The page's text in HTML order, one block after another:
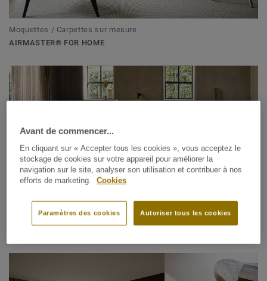
Moquettes / Carpettes sur mesure
AIRMASTER® FOR HOME
Moquettes / Carpettes sur mesure
Avant de commencer...
En cliquant sur « Accepter tous les cookies », vous acceptez le
stockage de cookies sur votre appareil pour améliorer la
navigation sur le site, analyser son utilisation et contribuer à nos
efforts de marketing.
Cookies
Autoriser tous les cookies
Paramètres des cookies